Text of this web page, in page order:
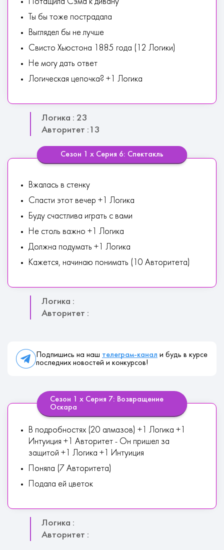
Потащила Сэма к дивану
Ты бы тоже пострадала
Выглядел бы не лучше
Свисто Хьюстона 1885 года (12 Логики)
Не могу дать ответ
Логическая цепочка? +1 Логика
Логика : 23
Авторитет :13
Сезон 1 х Серия 6: Спектакль
Вжалась в стенку
Спасти этот вечер +1 Логика
Буду счастлива играть с вами
Не столь важно +1 Логика
Должна подумать +1 Логика
Кажется, начинаю понимать (10 Авторитета)
Логика :
Авторитет :
Подпишись на наш телеграм-канал и будь в курсе
последних новостей и конкурсов!
Сезон 1 х Серия 7: Возвращение
Оскара
В подробностях (20 алмазов) +1 Логика +1
Интуиция +1 Авторитет - Он пришел за
защитой +1 Логика +1 Интуиция
Поняла (7 Авторитета)
Подала ей цветок
Логика :
Авторитет :